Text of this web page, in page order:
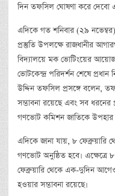
দিন তফসিল ঘোষণা করে দেবো
এদিকে গত শনিবার (২৯
প্রস্তুতি উপলক্ষে রাজধানীর
বিদ্যালয়ে মক ভোটিংয়ের
ভোটকেন্দ্র পরিদর্শন শেষে
উদ্দিন তফসিল প্রসঙ্গে বলেন,
সম্ভাবনা রয়েছে এবং সব ধরনের
গণভোট কমিশন জাতিকে উপহার
এদিকে জানা যায়, ৮ ফেব্রুয়ারি
গণভোট অনুষ্ঠিত হবে। এক্ষেত্রে
ফেব্রুয়ারি থেকে এক-দুদিন
হওয়ার সম্ভাবনা রয়েছে।